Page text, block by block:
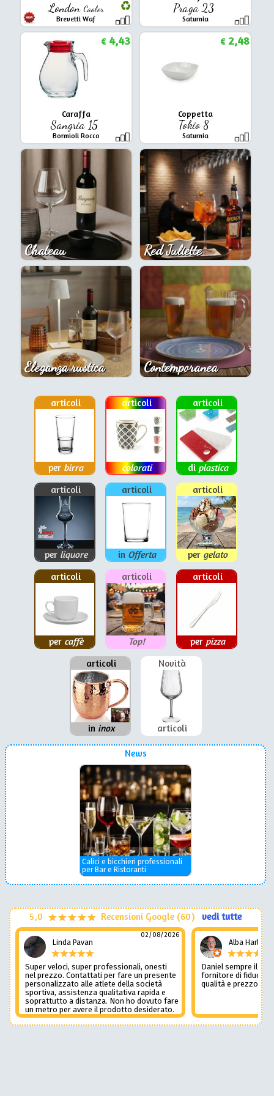
London Cooler
Brevetti Waf
Praga 23
Saturnia
Caraffa
Sangria 15
Bormioli Rocco
€4,43
Coppetta
Tokio 8
Saturnia
€2,48
Chateau Red Juliette
Eleganza rustica Contemporanea
articoli
per birra
articoli
colorati
articoli
di plastica
articoli
per liquore
articoli
in Offerta
articoli
per gelato
articoli
per caffè
articoli
Top!
articoli
per pizza
articoli
in inox
Novità
articoli
News
Calici e bicchieri professionali
per Bar e Ristoranti
5,0 Recensioni Google (60) vedi tutte
Linda Pavan
02/08/2026
Super veloci, super professionali, onesti
nel prezzo. Contattati per fare un presente
personalizzato alle atlete della società
sportiva, assistenza qualitativa rapida e
soprattutto a distanza. Non ho dovuto fare
un metro per avere il prodotto desiderato.
Una assistenza del genere è rara e
preziosa. Credo li contatterò ancora in
Alba Harley
Daniel sempre il
fornitore di fiducia
qualità e prezzo